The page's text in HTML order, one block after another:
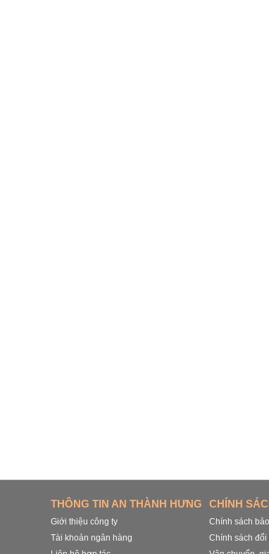
THÔNG TIN AN THÀNH HƯNG
Giới thiệu công ty
Tài khoản ngân hàng
CHÍNH
Chính sách
Chính sách đổi